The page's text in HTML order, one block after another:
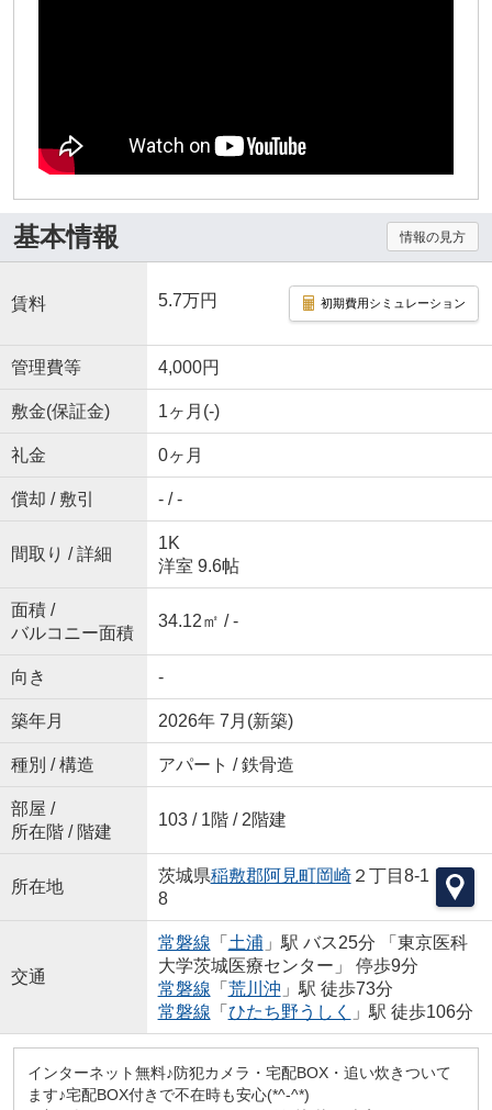
基本情報 情報の見方
賃料 5.7万円 初期費用シミュレーション
管理費等 4,000円
敷金(保証金) 1ヶ月(-)
礼金 0ヶ月
償却 / 敷引 - / -
間取り / 詳細
1K
洋室 9.6帖
面積 /
バルコニー面積
34.12㎡ / -
向き -
築年月 2026年 7月(新築)
種別 / 構造 アパート / 鉄骨造
部屋 /
所在階 / 階建
103 / 1階 / 2階建
所在地
茨城県稲敷郡阿見町岡崎２丁目8-1
8
交通
常磐線 「 土浦 」駅 バス25分 「東京医科
大学茨城医療センター」 停歩9分
常磐線 「 荒川沖 」駅 徒歩73分
常磐線 「 ひたち野うしく 」駅 徒歩106分
インターネット無料♪防犯カメラ・宅配BOX・追い炊きついて
ます♪宅配BOX付きで不在時も安心(*^-^*)